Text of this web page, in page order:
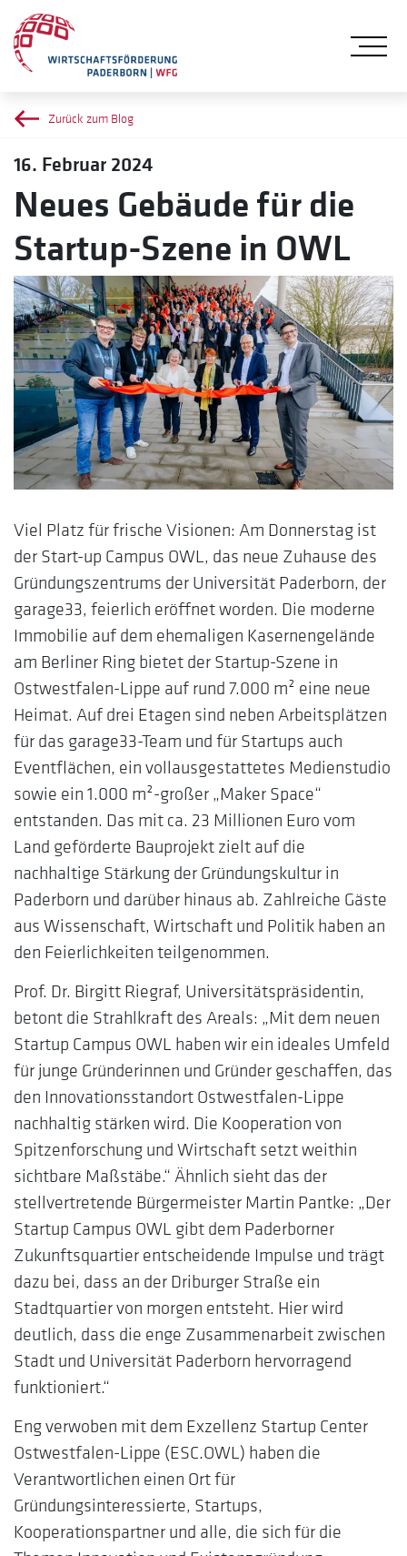
Zurück zum Blog
16. Februar 2024
Neues Gebäude für die
Startup-Szene in OWL
Viel Platz für frische Visionen: Am Donnerstag ist
der Start-up Campus OWL, das neue Zuhause des
Gründungszentrums der Universität Paderborn, der
garage33, feierlich eröffnet worden. Die moderne
Immobilie auf dem ehemaligen Kasernengelände
am Berliner Ring bietet der Startup-Szene in
Ostwestfalen-Lippe auf rund 7.000 m² eine neue
Heimat. Auf drei Etagen sind neben Arbeitsplätzen
für das garage33-Team und für Startups auch
Eventflächen, ein vollausgestattetes Medienstudio
sowie ein 1.000 m²-großer „Maker Space“
entstanden. Das mit ca. 23 Millionen Euro vom
Land geförderte Bauprojekt zielt auf die
nachhaltige Stärkung der Gründungskultur in
Paderborn und darüber hinaus ab. Zahlreiche Gäste
aus Wissenschaft, Wirtschaft und Politik haben an
den Feierlichkeiten teilgenommen.
Prof. Dr. Birgitt Riegraf, Universitätspräsidentin,
betont die Strahlkraft des Areals: „Mit dem neuen
Startup Campus OWL haben wir ein ideales Umfeld
für junge Gründerinnen und Gründer geschaffen, das
den Innovationsstandort Ostwestfalen-Lippe
nachhaltig stärken wird. Die Kooperation von
Spitzenforschung und Wirtschaft setzt weithin
sichtbare Maßstäbe.“ Ähnlich sieht das der
stellvertretende Bürgermeister Martin Pantke: „Der
Startup Campus OWL gibt dem Paderborner
Zukunftsquartier entscheidende Impulse und trägt
dazu bei, dass an der Driburger Straße ein
Stadtquartier von morgen entsteht. Hier wird
deutlich, dass die enge Zusammenarbeit zwischen
Stadt und Universität Paderborn hervorragend
funktioniert.“
Eng verwoben mit dem Exzellenz Startup Center
Ostwestfalen-Lippe (ESC.OWL) haben die
Verantwortlichen einen Ort für
Gründungsinteressierte, Startups,
Kooperationspartner und alle, die sich für die